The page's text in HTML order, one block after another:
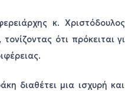
κ.
ότι πρόκειται
διαθέτει μια ισχυρή